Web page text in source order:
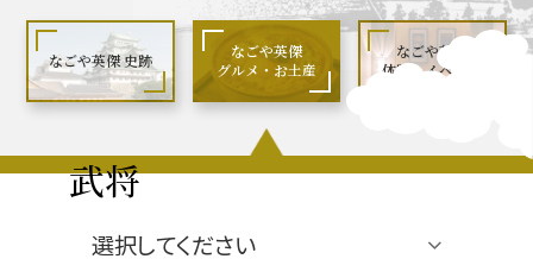
なごや英傑 体験・イベント
豊臣秀長と名古屋の関係
なごや英傑 史跡
なごや英傑
グルメ・お土産
なごや英傑
体験・イベント
武将